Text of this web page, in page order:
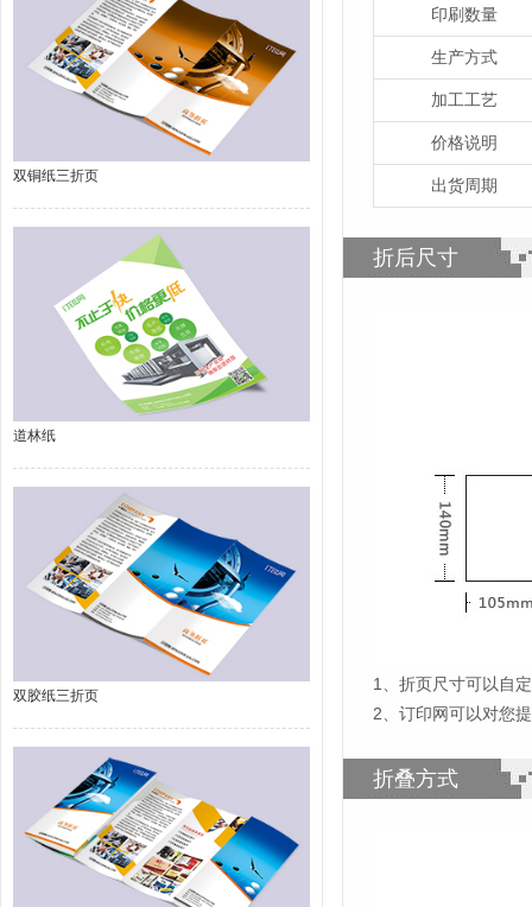
双铜纸三折页
道林纸
双胶纸三折页
印刷数量
生产方式
加工工艺
价格说明
出货周期
折后尺寸
1
折页尺寸可以自
2、订印网可以对您
折叠方式